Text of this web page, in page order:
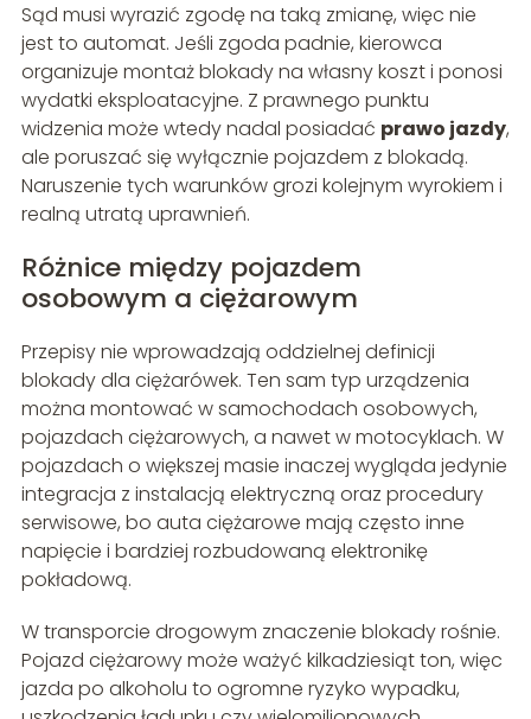
Sąd musi wyrazić zgodę na taką zmianę, więc nie
jest to automat. Jeśli zgoda padnie, kierowca
organizuje montaż blokady na własny koszt i ponosi
wydatki eksploatacyjne. Z prawnego punktu
widzenia może wtedy nadal posiadać prawo jazdy,
ale poruszać się wyłącznie pojazdem z blokadą.
Naruszenie tych warunków grozi kolejnym wyrokiem i
realną utratą uprawnień.
Różnice między pojazdem
osobowym a ciężarowym
Przepisy nie wprowadzają oddzielnej definicji
blokady dla ciężarówek. Ten sam typ urządzenia
można montować w samochodach osobowych,
pojazdach ciężarowych, a nawet w motocyklach. W
pojazdach o większej masie inaczej wygląda jedynie
integracja z instalacją elektryczną oraz procedury
serwisowe, bo auta ciężarowe mają często inne
napięcie i bardziej rozbudowaną elektronikę
pokładową.
W transporcie drogowym znaczenie blokady rośnie.
Pojazd ciężarowy może ważyć kilkadziesiąt ton, więc
jazda po alkoholu to ogromne ryzyko wypadku,